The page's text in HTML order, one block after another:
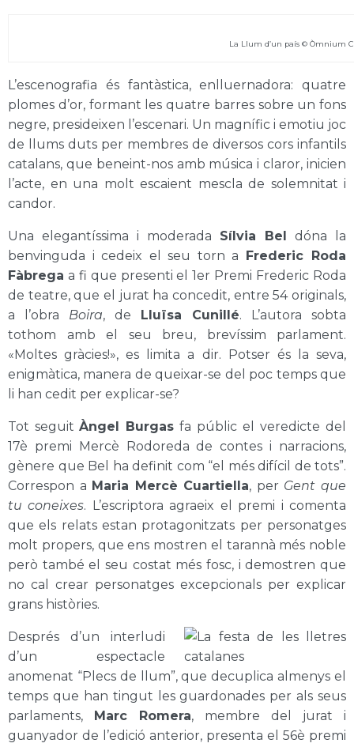
La Llum d’un país © Òmnium
L’escenografia és fantàstica, enlluernadora: quatre
plomes d’or, formant les quatre barres sobre un fons
negre, presideixen l’escenari. Un magnífic i emotiu joc
de llums duts per membres de diversos cors infantils
catalans, que beneint-nos amb música i claror, inicien
l’acte, en una molt escaient mescla de solemnitat i
candor.
Una elegantíssima i moderada Sílvia Bel dóna la
benvinguda i cedeix el seu torn a Frederic Roda
Fàbrega a fi que presenti el 1er Premi Frederic Roda
de teatre, que el jurat ha concedit, entre 54 originals,
a l’obra Boira, de Lluïsa Cunillé. L’autora sobta
tothom amb el seu breu, brevíssim parlament.
«Moltes gràcies!», es limita a dir. Potser és la seva,
enigmàtica, manera de queixar-se del poc temps que
li han cedit per explicar-se?
Tot seguit Àngel Burgas fa públic el veredicte del
17è premi Mercè Rodoreda de contes i narracions,
gènere que Bel ha definit com “el més difícil de tots”.
Correspon a Maria Mercè Cuartiella, per Gent que
tu coneixes. L’escriptora agraeix el premi i comenta
que els relats estan protagonitzats per personatges
molt propers, que ens mostren el tarannà més noble
però també el seu costat més fosc, i demostren que
no cal crear personatges excepcionals per explicar
grans històries.
Després d’un interludi
d’un espectacle
anomenat “Plecs de llum”, que decuplica almenys el
temps que han tingut les guardonades per als seus
parlaments, Marc Romera, membre del jurat i
guanyador de l’edició anterior, presenta el 56è premi